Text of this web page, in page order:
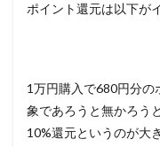
ポイント還元は以下が
1万円購入で680円分
象であろうと無かろう
10%還元というのが大